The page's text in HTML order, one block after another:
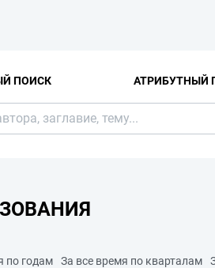
ПОИСК АТРИБУТНЫЙ
по годам За все время по кварталам